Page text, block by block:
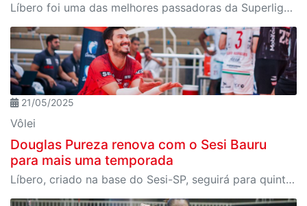
Líbero foi uma das melhores passadoras da Superliga 2024/25
21/05/2025
Vôlei
Douglas Pureza renova com o Sesi Bauru
para mais uma temporada
Líbero, criado na base do Sesi-SP, seguirá para quinta temporada consecutiva, sua nona no projeto